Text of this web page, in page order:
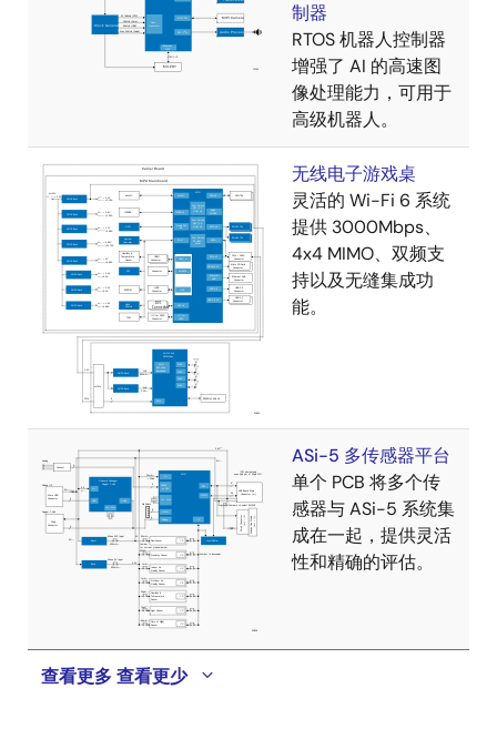
制器
RTOS 机器人控制器
增强了 AI 的高速图
像处理能力，可用于
高级机器人。
无线电子游戏桌
灵活的 Wi-Fi 6 系统
提供 3000Mbps、
4x4 MIMO、双频支
持以及无缝集成功
能。
ASi-5 多传感器平台
单个 PCB 将多个传
感器与 ASi-5 系统集
成在一起，提供灵活
性和精确的评估。
查看更多查看更少